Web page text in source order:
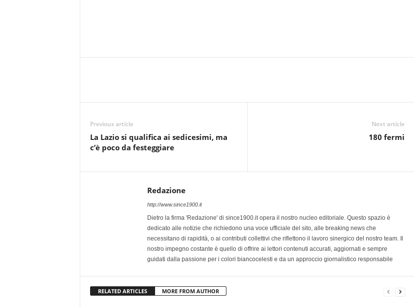
Previous article
La Lazio si qualifica ai sedicesimi, ma
c’è poco da festeggiare
Next article
180 fermi
Redazione
http://www.since1900.it
Dietro la firma 'Redazione' di since1900.it opera il nostro nucleo editoriale. Questo spazio è
dedicato alle notizie che richiedono una voce ufficiale del sito, alle breaking news che
necessitano di rapidità, o ai contributi collettivi che riflettono il lavoro sinergico del nostro team. Il
nostro impegno costante è quello di offrire ai lettori contenuti accurati, aggiornati e sempre
guidati dalla passione per i colori biancocelesti e da un approccio giornalistico responsabile
RELATED ARTICLES MORE FROM AUTHOR